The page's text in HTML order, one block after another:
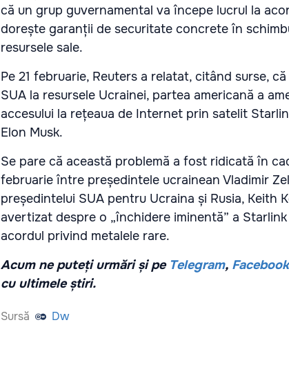
că un grup guvernamental va începe lucrul la
dorește garanții de securitate concrete în
resursele sale.
Pe 21 februarie, Reuters a relatat, citând surse,
SUA la resursele Ucrainei, partea americană a
accesului la rețeaua de Internet prin satelit
Elon Musk.
Se pare că această problemă a fost ridicată în
februarie între președintele ucrainean Vladimir
președintelui SUA pentru Ucraina și Rusia, Keith
avertizat despre o „închidere iminentă” a
acordul privind metalele rare.
Acum ne puteți urmări și pe Telegram, Facebook
cu ultimele știri.
Sursă Dw